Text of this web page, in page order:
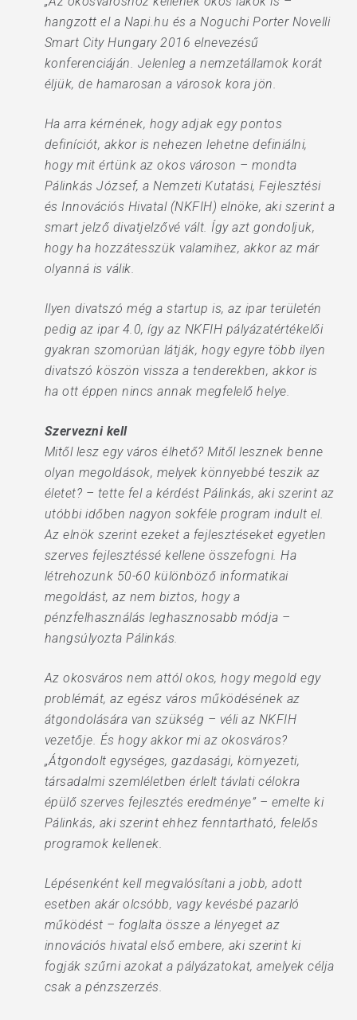
hangzott el a Napi.hu és a Noguchi Porter Novelli
Smart City Hungary 2016 elnevezésű
konferenciáján. Jelenleg a nemzetállamok korát
éljük, de hamarosan a városok kora jön.
Ha arra kérnének, hogy adjak egy pontos
definíciót, akkor is nehezen lehetne definiálni,
hogy mit értünk az okos városon – mondta
Pálinkás József, a Nemzeti Kutatási, Fejlesztési
és Innovációs Hivatal (NKFIH) elnöke, aki szerint a
smart jelző divatjelzővé vált. Így azt gondoljuk,
hogy ha hozzátesszük valamihez, akkor az már
olyanná is válik.
Ilyen divatszó még a startup is, az ipar területén
pedig az ipar 4.0, így az NKFIH pályázatértékelői
gyakran szomorúan látják, hogy egyre több ilyen
divatszó köszön vissza a tenderekben, akkor is
ha ott éppen nincs annak megfelelő helye.
Szervezni kell
Mitől lesz egy város élhető? Mitől lesznek benne
olyan megoldások, melyek könnyebbé teszik az
életet? – tette fel a kérdést Pálinkás, aki szerint az
utóbbi időben nagyon sokféle program indult el.
Az elnök szerint ezeket a fejlesztéseket egyetlen
szerves fejlesztéssé kellene összefogni. Ha
létrehozunk 50-60 különböző informatikai
megoldást, az nem biztos, hogy a
pénzfelhasználás leghasznosabb módja –
hangsúlyozta Pálinkás.
Az okosváros nem attól okos, hogy megold egy
problémát, az egész város működésének az
átgondolására van szükség – véli az NKFIH
vezetője. És hogy akkor mi az okosváros?
„Átgondolt egységes, gazdasági, környezeti,
társadalmi szemléletben érlelt távlati célokra
épülő szerves fejlesztés eredménye” – emelte ki
Pálinkás, aki szerint ehhez fenntartható, felelős
programok kellenek.
Lépésenként kell megvalósítani a jobb, adott
esetben akár olcsóbb, vagy kevésbé pazarló
működést – foglalta össze a lényeget az
innovációs hivatal első embere, aki szerint ki
fogják szűrni azokat a pályázatokat, amelyek célja
csak a pénzszerzés.